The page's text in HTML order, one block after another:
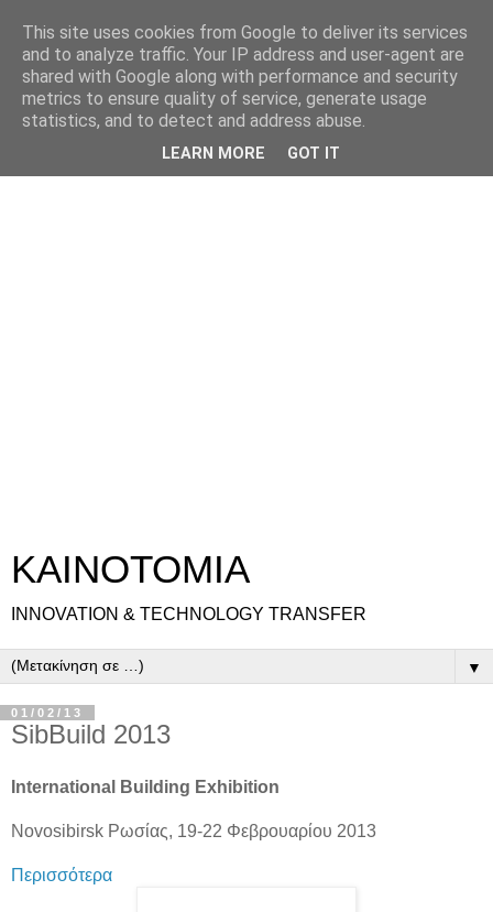
ΚΑΙΝΟΤΟΜΙΑ
INNOVATION & TECHNOLOGY TRANSFER
▼
01/02/13
SibBuild 2013
International Building Exhibition
Novosibirsk Ρωσίας, 19-22 Φεβρουαρίου 2013
Περισσότερα
This site uses cookies from Google to deliver its services
and to analyze traffic. Your IP address and user-agent are
shared with Google along with performance and security
metrics to ensure quality of service, generate usage
statistics, and to detect and address abuse.
LEARN MORE GOT IT